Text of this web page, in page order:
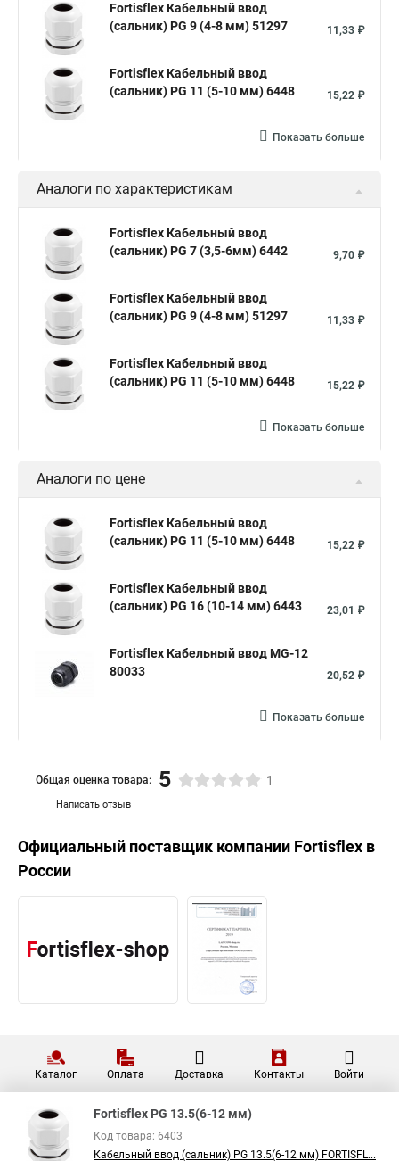
Fortisflex Кабельный ввод
(сальник) PG 9 (4-8 мм) 51297
11,33 ₽
Fortisflex Кабельный ввод
(сальник) PG 11 (5-10 мм) 6448
15,22 ₽
Показать больше
Аналоги по характеристикам
Fortisflex Кабельный ввод
(сальник) PG 7 (3,5-6мм) 6442
9,70 ₽
Fortisflex Кабельный ввод
(сальник) PG 9 (4-8 мм) 51297
11,33 ₽
Fortisflex Кабельный ввод
(сальник) PG 11 (5-10 мм) 6448
15,22 ₽
Показать больше
Аналоги по цене
Fortisflex Кабельный ввод
(сальник) PG 11 (5-10 мм) 6448
15,22 ₽
Fortisflex Кабельный ввод
(сальник) PG 16 (10-14 мм) 6443
23,01 ₽
Fortisflex Кабельный ввод MG-12
80033
20,52 ₽
Показать больше
Написать отзыв
Общая оценка товара: 5 1
Официальный поставщик компании Fortisflex в
России
Каталог Оплата Доставка Контакты Войти
Fortisflex PG 13.5(6-12 мм)
Код товара: 6403
Кабельный ввод (сальник) PG 13.5(6-12 мм) FORTISFL...